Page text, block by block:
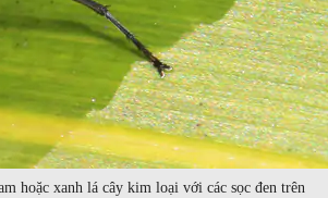
hoặc xanh lá cây kim loại với các sọc đen trên